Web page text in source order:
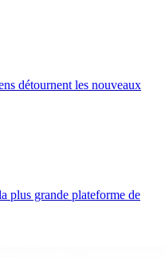
détournent les nouveaux
plus grande plateforme de